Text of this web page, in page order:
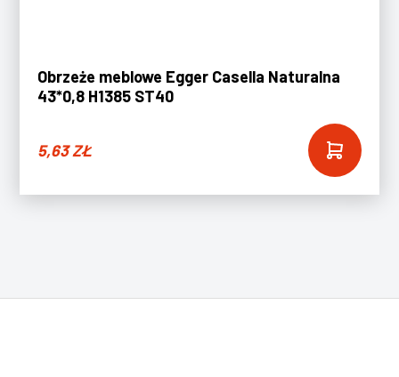
Obrzeże meblowe Egger Casella Naturalna
43*0,8 H1385 ST40
5,63ZŁ